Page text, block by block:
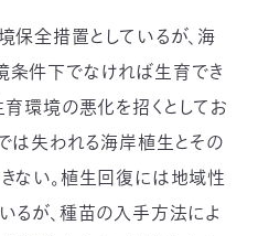
保全措置としているが、海
件下でなければ生育でき
環境の悪化を招くとしてお
は失われる海岸植生とその
ない。植生回復には地域性
るが、種苗の入手方法によ